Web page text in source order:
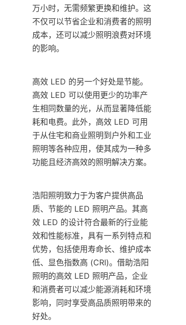
万小时，无需频繁更换和维护。这
不仅可以节省企业和消费者的照明
成本，还可以减少照明浪费对环境
的影响。
高效 LED 的另一个好处是节能。
高效 LED 可以使用更少的功率产
生相同数量的光，从而显著降低能
耗和电费。此外，高效 LED 可用
于从住宅和商业照明到户外和工业
照明等各种应用，使其成为一种多
功能且经济高效的照明解决方案。
浩阳照明致力于为客户提供高品
质、节能的 LED 照明产品。其高
效 LED 的设计符合最新的行业能
效和性能标准，具有一系列特点和
优势，包括使用寿命长、维护成本
低、显色指数高 (CRI)。借助浩阳
照明的高效 LED 照明产品，企业
和消费者可以减少能源消耗和环境
影响，同时享受高品质照明带来的
好处。